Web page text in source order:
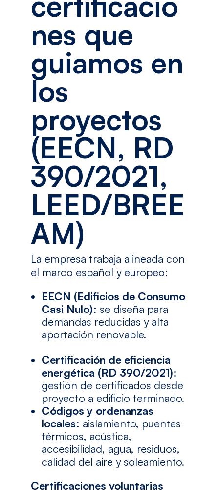
nes que
guiamos en
los
proyectos
(EECN, RD
390/2021,
LEED/BREE
AM)
La empresa trabaja alineada con
el marco español y europeo:
EECN (Edificios de Consumo
Casi Nulo): se diseña para
demandas reducidas y alta
aportación renovable.
Certificación de eficiencia
energética (RD 390/2021):
gestión de certificados desde
proyecto a edificio terminado.
Códigos y ordenanzas
locales: aislamiento, puentes
térmicos, acústica,
accesibilidad, agua, residuos,
calidad del aire y soleamiento.
Certificaciones voluntarias